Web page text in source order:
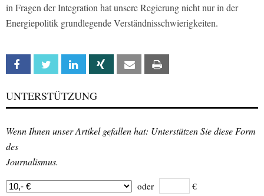
in Fragen der Integration hat unsere Regierung nicht nur in der
Energiepolitik grundlegende Verständnisschwierigkeiten.
Facebook Twitter Linkedin Xing Email
UNTERSTÜTZUNG
Wenn Ihnen unser Artikel gefallen hat: Unterstützen Sie diese Form
des
Journalismus.
oder €